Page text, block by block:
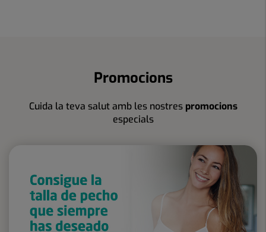
Promocions
Cuida la teva salut amb les nostres promocions
especials